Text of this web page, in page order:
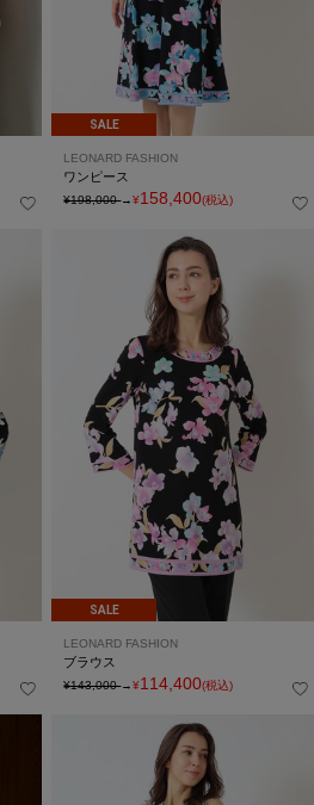
SALE
LEONARD FASHION
ワンピース
¥198,000→¥158,400(税込)
SALE
LEONARD FASHION
ブラウス
¥143,000→¥114,400(税込)